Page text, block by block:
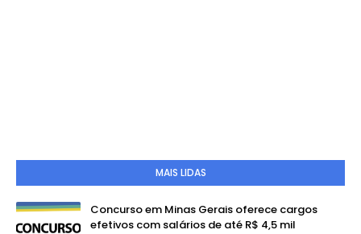
MAIS LIDAS
Concurso em Minas Gerais oferece cargos
efetivos com salários de até R$ 4,5 mil